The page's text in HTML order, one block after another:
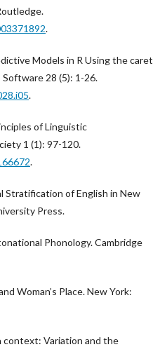
.
Models in R Using the caret
Software 28 (5): 1-26.
.
of Linguistic
1 (1): 97-120.
.
Stratification of English in New
Press.
Phonology. Cambridge
Woman’s Place. New York:
context: Variation and the